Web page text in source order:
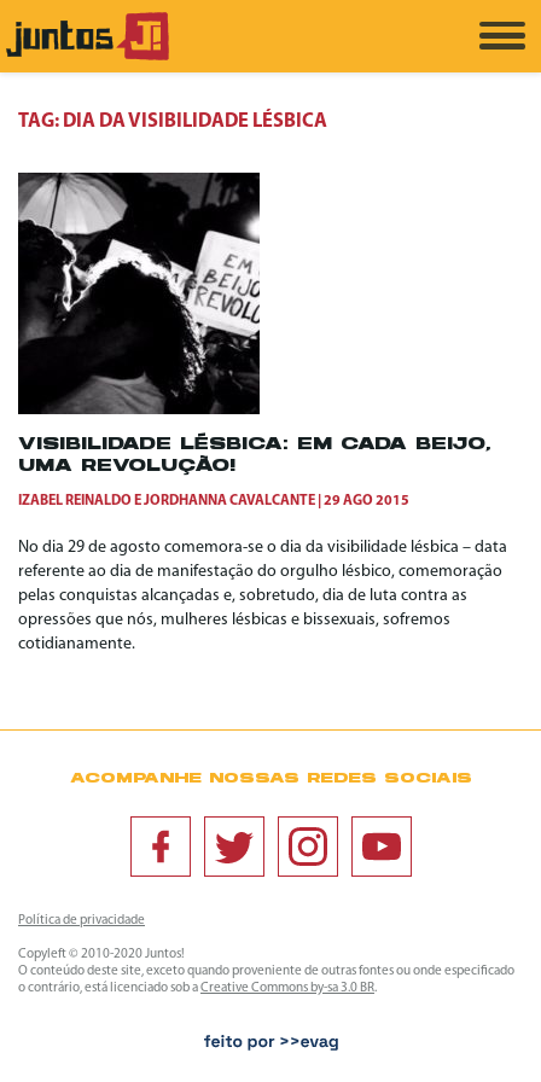
TAG: DIA DA VISIBILIDADE LÉSBICA
VISIBILIDADE LÉSBICA: EM CADA BEIJO,
UMA REVOLUÇÃO!
IZABEL REINALDO EJORDHANNA CAVALCANTE 29 AGO 2015
No dia 29 de agosto comemora-se o dia da visibilidade lésbica – data
referente ao dia de manifestação do orgulho lésbico, comemoração
pelas conquistas alcançadas e, sobretudo, dia de luta contra as
opressões que nós, mulheres lésbicas e bissexuais, sofremos
cotidianamente.
ACOMPANHE NOSSAS REDES SOCIAIS
Política de privacidade
Copyleft © 2010-2020 Juntos!
O conteúdo deste site, exceto quando proveniente de outras fontes ou onde especificado
o contrário, está licenciado sob aCreative Commons by-sa 3.0 BR.